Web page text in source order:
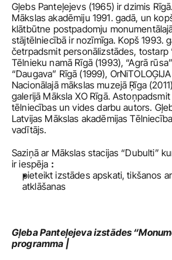
Gļebs Panteļejevs (1965) ir dzimis
Mākslas akadēmiju 1991. gadā, un
klātbūtne postpadomju
stājtēlniecībā ir nozīmīga. Kopš 1993.
četrpadsmit personālizstādes, tostarp
Tēlnieku namā Rīgā (1993), “Agrā
“Daugava” Rīgā (1999),
Nacionālajā mākslas muzejā Ŗīga
galerijā Māksla XO Rīgā.
tēlniecības un vides darbu autors.
Latvijas Mākslas akadēmijas
vadītājs.
Saziņā ar Mākslas stacijas “Dubulti”
ir iespēja :
pieteikt izstādes apskati, tikšanos
atklāšanas
Gļeba Panteļejeva izstādes
programma |